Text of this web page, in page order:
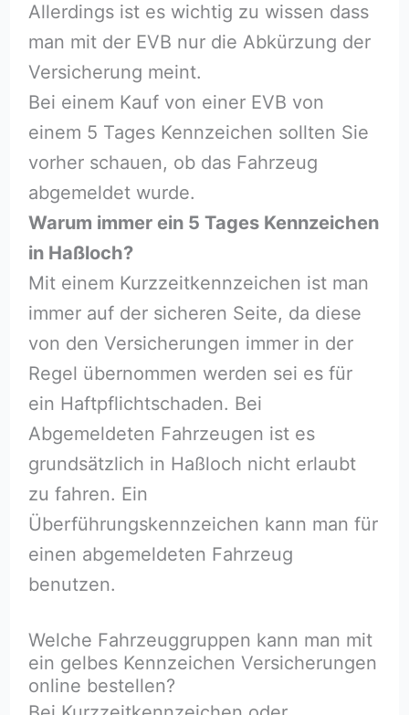
Allerdings ist es wichtig zu wissen dass
man mit der EVB nur die Abkürzung der
Versicherung meint.
Bei einem Kauf von einer EVB von
einem 5 Tages Kennzeichen sollten Sie
vorher schauen, ob das Fahrzeug
abgemeldet wurde.
Warum immer ein 5 Tages Kennzeichen
in Haßloch⁠?
Mit einem Kurzzeitkennzeichen ist man
immer auf der sicheren Seite, da diese
von den Versicherungen immer in der
Regel übernommen werden sei es für
ein Haftpflichtschaden. Bei
Abgemeldeten Fahrzeugen ist es
grundsätzlich in Haßloch⁠ nicht erlaubt
zu fahren. Ein
Überführungskennzeichen kann man für
einen abgemeldeten Fahrzeug
benutzen.
Welche Fahrzeuggruppen kann man mit
ein gelbes Kennzeichen Versicherungen
online bestellen?